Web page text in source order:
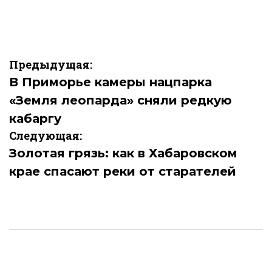
Навигация
по
записям
Предыдущая:
В Приморье камеры нацпарка
«Земля леопарда» сняли редкую
кабаргу
Следующая:
Золотая грязь: как в Хабаровском
крае спасают реки от старателей